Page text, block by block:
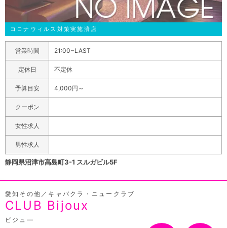
コロナウィルス対策実施済店
営業時間 21:00~LAST
定休日 不定休
予算目安 4,000円～
クーポン
女性求人
男性求人
静岡県沼津市高島町3-1 スルガビル5F
愛知その他／キャバクラ・ニュークラブ
CLUB Bijoux
ビジュ―